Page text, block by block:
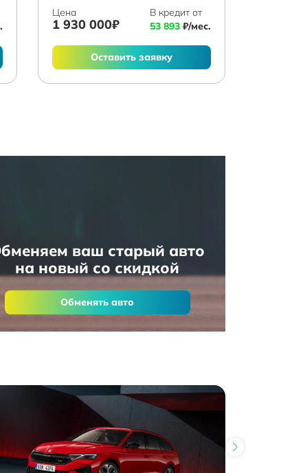
Цена
1 930 000₽
В кредит от
53 893 ₽/мес.
Оставить заявку
ваш старый авто
на новый со скидкой
Обменять авто